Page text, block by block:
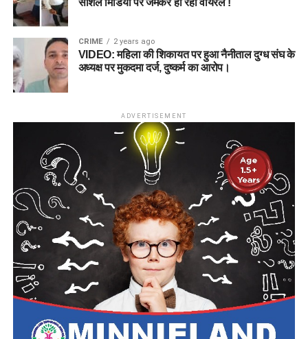
CRIME 2 years ago
VIDEO: महिला की शिकायत पर हुआ नैनीताल दुग्ध संघ के
अध्यक्ष पर मुकदमा दर्ज, दुष्कर्म का आरोप।
ADVERTISEMENT